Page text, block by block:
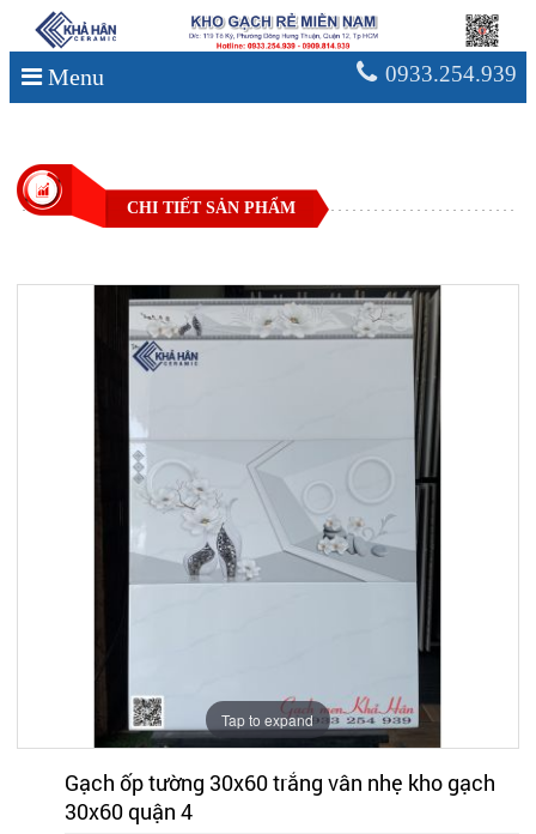
Menu 0933.254.939
CHI TIẾT SẢN PHẨM
Tap to expand
Gạch ốp tường 30x60 trắng vân nhẹ kho gạch
30x60 quận 4